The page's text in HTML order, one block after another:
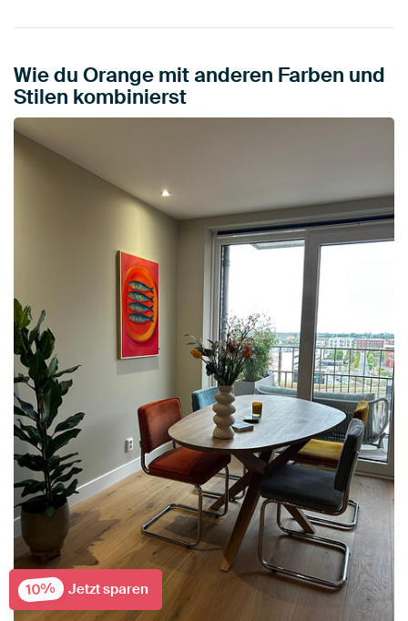
Wie du Orange mit anderen Farben und
Stilen kombinierst
10% Jetzt sparen